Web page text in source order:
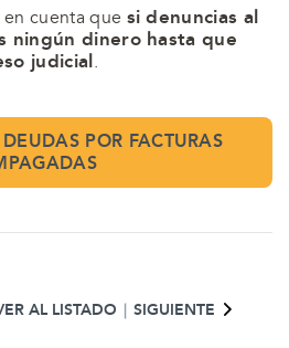
cuenta que si denuncias al
ningún dinero hasta que
judicial.
POR FACTURAS
AL LISTADO | SIGUIENTE